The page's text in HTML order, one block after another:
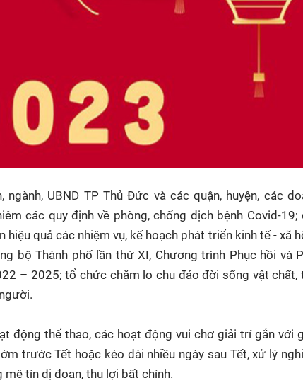
UBND TP Thủ Đức và các quận, huyện, các
các quy định về phòng, chống dịch bệnh Covid-19;
quả các nhiệm vụ, kế hoạch phát triển kinh tế - xã
bộ Thành phố lần thứ XI, Chương trình Phục hồi và
– 2025; tổ chức chăm lo chu đáo đời sống vật chất,
động thể thao, các hoạt động vui chơ giải trí gắn với
trước Tết hoặc kéo dài nhiều ngày sau Tết, xử lý
tín dị đoan, thu lợi bất chính.